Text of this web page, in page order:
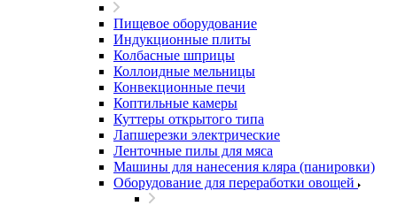
Пищевое оборудование
Индукционные плиты
Колбасные шприцы
Коллоидные мельницы
Конвекционные печи
Коптильные камеры
Куттеры открытого типа
Лапшерезки электрические
Ленточные пилы для мяса
Машины для нанесения кляра (панировки)
Оборудование для переработки овощей